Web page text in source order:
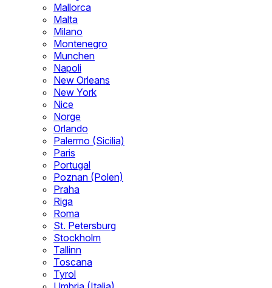
Mallorca
Malta
Milano
Montenegro
Munchen
Napoli
New Orleans
New York
Nice
Norge
Orlando
Palermo (Sicilia)
Paris
Portugal
Poznan (Polen)
Praha
Riga
Roma
St. Petersburg
Stockholm
Tallinn
Toscana
Tyrol